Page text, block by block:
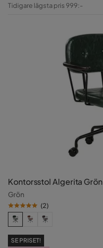
Tidigare lägsta pris 999:-
Kontorsstol Algerita Grön
Grön
(2)
SE PRISET!